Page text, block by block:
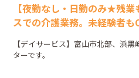
【夜勤なし・日勤のみ★残
スでの介護業務。未経験者
【デイサービス】富山市北部、浜
ターです。